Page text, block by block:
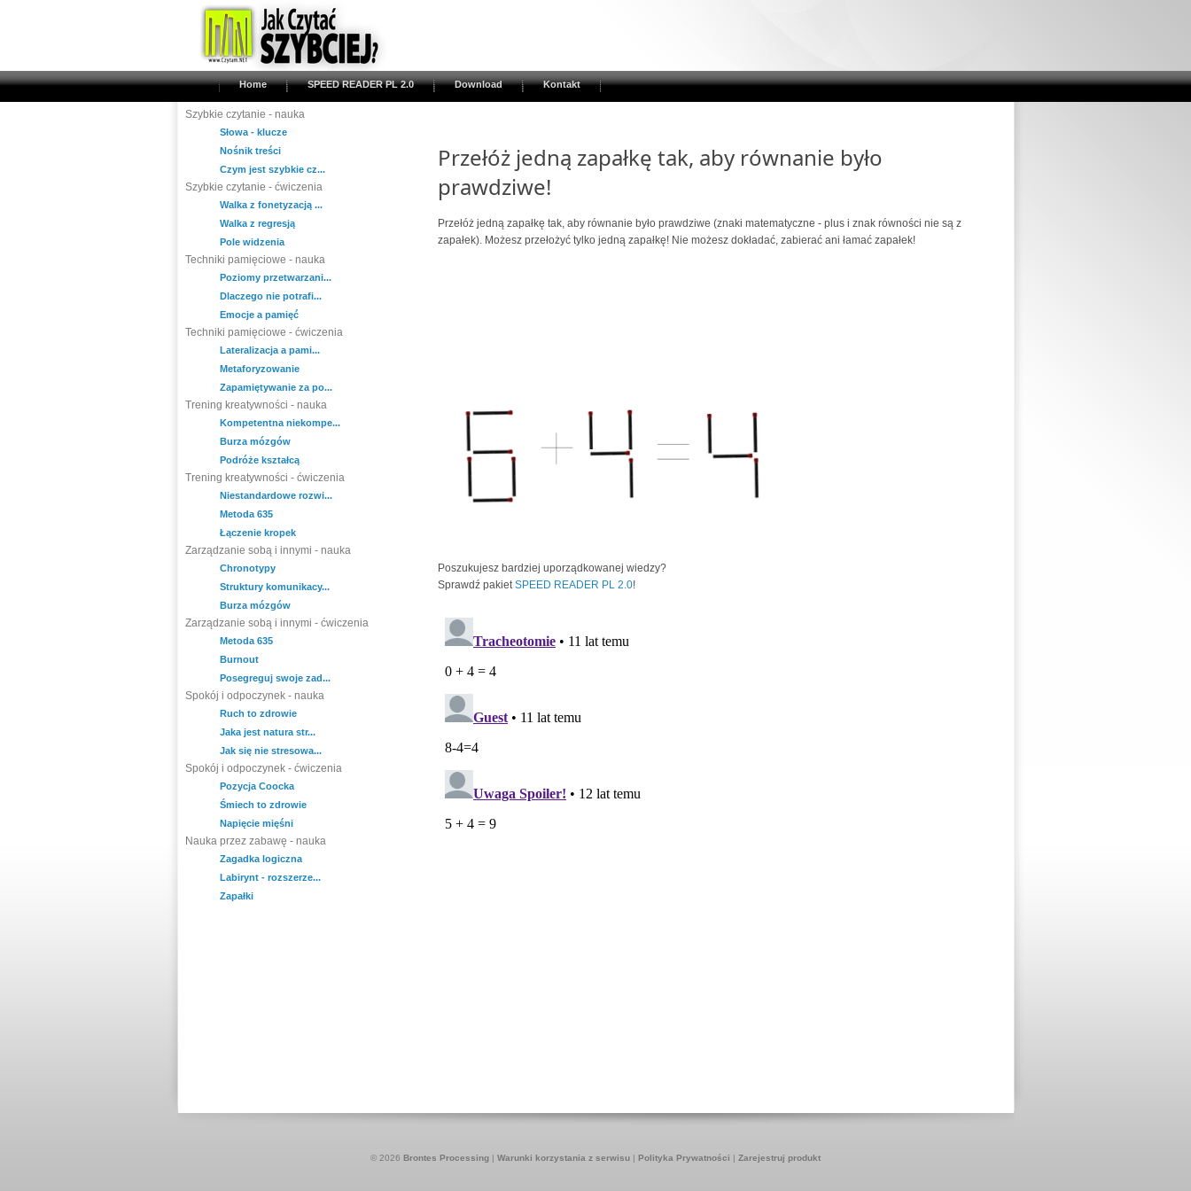
Home SPEED READER PL 2.0 Download Kontakt
Szybkie czytanie - nauka
Słowa - klucze
Nośnik treści
Czym jest szybkie cz...
Szybkie czytanie - ćwiczenia
Walka z fonetyzacją ...
Walka z regresją
Pole widzenia
Techniki pamięciowe - nauka
Poziomy przetwarzani...
Dlaczego nie potrafi...
Emocje a pamięć
Techniki pamięciowe - ćwiczenia
Lateralizacja a pami...
Metaforyzowanie
Zapamiętywanie za po...
Trening kreatywności - nauka
Kompetentna niekompe...
Burza mózgów
Podróże kształcą
Trening kreatywności - ćwiczenia
Niestandardowe rozwi...
Metoda 635
Łączenie kropek
Zarządzanie sobą i innymi - nauka
Chronotypy
Struktury komunikacy...
Burza mózgów
Zarządzanie sobą i innymi - ćwiczenia
Metoda 635
Burnout
Posegreguj swoje zad...
Spokój i odpoczynek - nauka
Ruch to zdrowie
Jaka jest natura str...
Jak się nie stresowa...
Spokój i odpoczynek - ćwiczenia
Pozycja Coocka
Śmiech to zdrowie
Napięcie mięśni
Nauka przez zabawę - nauka
Zagadka logiczna
Labirynt - rozszerze...
Zapałki
Przełóż jedną zapałkę tak, aby równanie było
prawdziwe!
Przełóż jedną zapałkę tak, aby równanie było prawdziwe (znaki matematyczne - plus i znak równości nie są z
zapałek). Możesz przełożyć tylko jedną zapałkę! Nie możesz dokładać, zabierać ani łamać zapałek!
Poszukujesz bardziej uporządkowanej wiedzy?
Sprawdź pakietSPEED READER PL 2.0!
© 2026 Brontes Processing | Warunki korzystania z serwisu | Polityka Prywatności | Zarejestruj produkt